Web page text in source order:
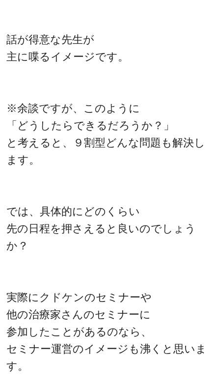
話が得意な先生が
主に喋るイメージです。
※余談ですが、このように
「どうしたらできるだろうか？」
と考えると、９割型どんな問題も解決し
ます。
では、具体的にどのくらい
先の日程を押さえると良いのでしょう
か？
実際にクドケンのセミナーや
他の治療家さんのセミナーに
参加したことがあるのなら、
セミナー運営のイメージも沸くと思いま
す。